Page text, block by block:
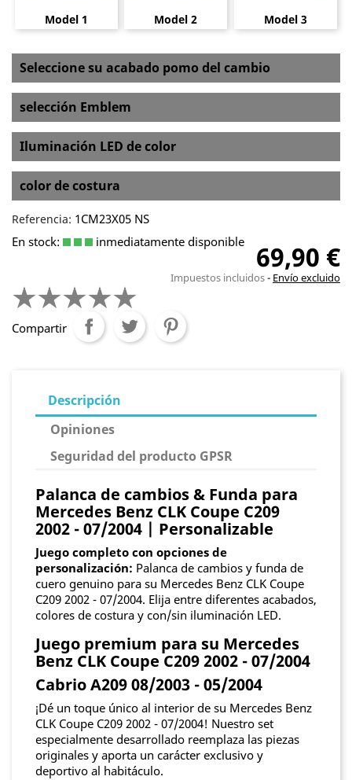
Model 1 Model 2 Model 3
Seleccione su acabado pomo del cambio
selección Emblem
Iluminación LED de color
color de costura
Referencia: 1CM23X05 NS
En stock:
inmediatamente disponible 69,90 €
Impuestos incluidos Envío excluido
Compartir
Descripción
Opiniones
Seguridad del producto GPSR
Palanca de cambios & Funda para
Mercedes Benz CLK Coupe C209
2002 - 07/2004 | Personalizable
Juego completo con opciones de
personalización: Palanca de cambios y funda de
cuero genuino para su Mercedes Benz CLK Coupe
C209 2002 - 07/2004. Elija entre diferentes acabados,
colores de costura y con/sin iluminación LED.
Juego premium para su Mercedes
Benz CLK Coupe C209 2002 - 07/2004
Cabrio A209 08/2003 - 05/2004
¡Dé un toque único al interior de su Mercedes Benz
CLK Coupe C209 2002 - 07/2004! Nuestro set
especialmente desarrollado reemplaza las piezas
originales y aporta un carácter exclusivo y
deportivo al habitáculo.